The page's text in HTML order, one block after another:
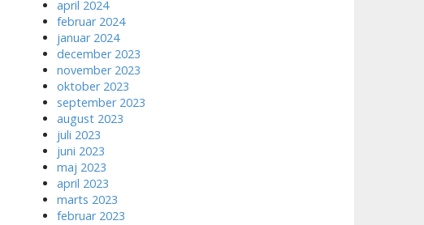
april 2024
februar 2024
januar 2024
december 2023
november 2023
oktober 2023
september 2023
august 2023
juli 2023
juni 2023
maj 2023
april 2023
marts 2023
februar 2023